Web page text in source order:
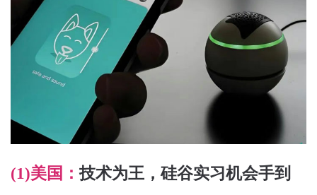
(1)美国： 技术为王，硅谷实习机会手到